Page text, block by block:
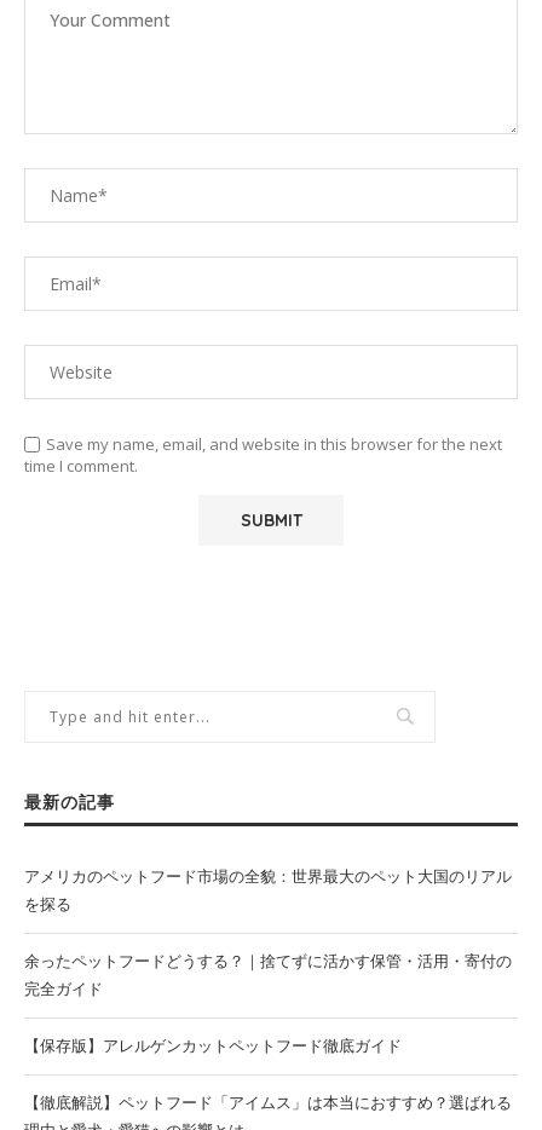
Save my name, email, and website in this browser for the next
time I comment.
最新の記事
アメリカのペットフード市場の全貌：世界最大のペット大国のリアル
を探る
余ったペットフードどうする？｜捨てずに活かす保管・活用・寄付の
完全ガイド
【保存版】アレルゲンカットペットフード徹底ガイド
【徹底解説】ペットフード「アイムス」は本当におすすめ？選ばれる